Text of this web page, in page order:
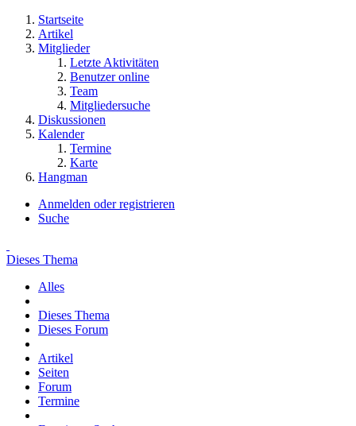
Startseite
Artikel
Mitglieder
Letzte Aktivitäten
Benutzer online
Team
Mitgliedersuche
Diskussionen
Kalender
Termine
Karte
Hangman
Anmelden oder registrieren
Suche
Dieses Thema
Alles
Dieses Thema
Dieses Forum
Artikel
Seiten
Forum
Termine